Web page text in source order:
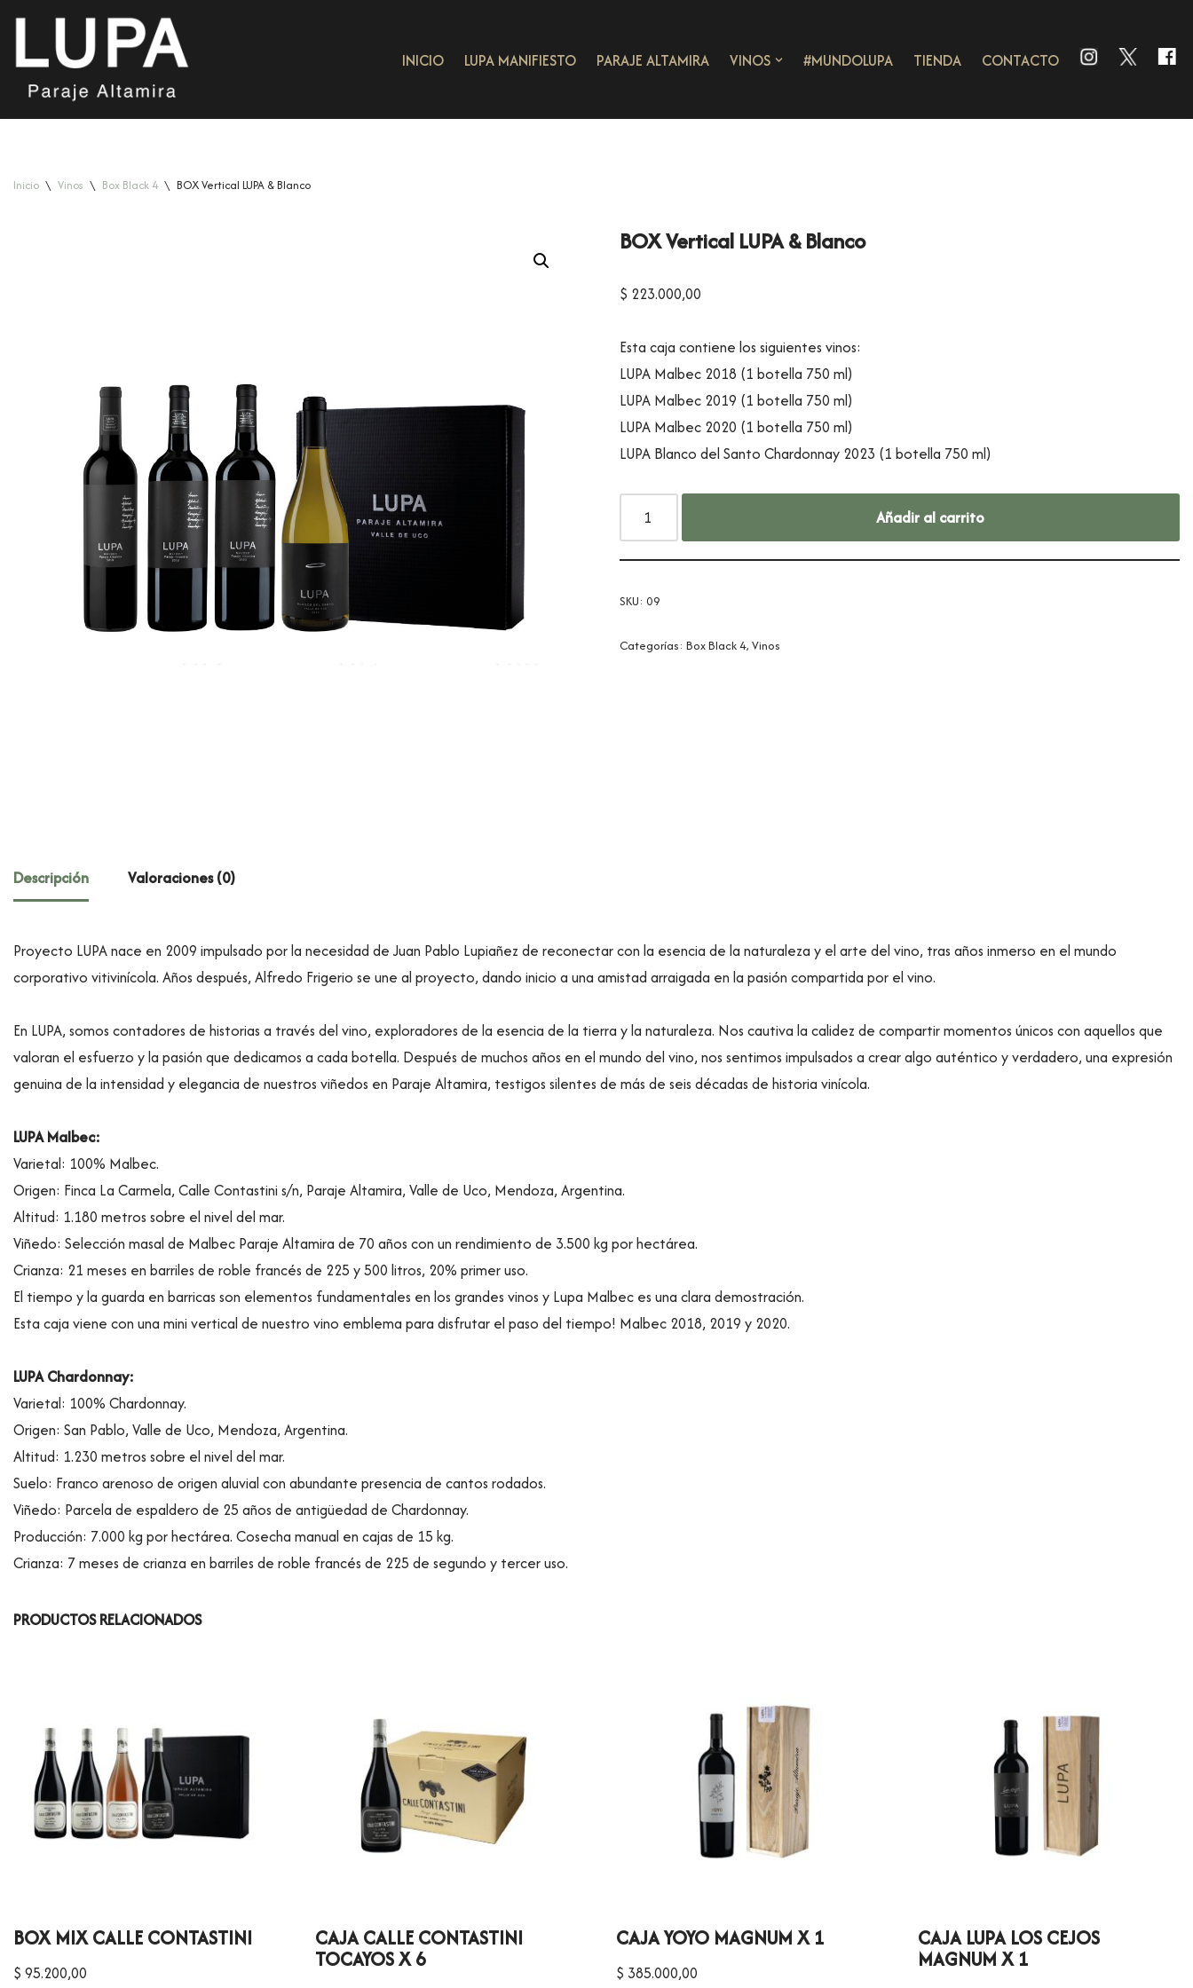
contenido
INICIO LUPA MANIFIESTO PARAJE ALTAMIRA VINOS #MUNDOLUPA TIENDA CONTACTO
Inicio \ Vinos \ Box Black 4 \ BOX Vertical LUPA & Blanco
BOX Vertical LUPA & Blanco
$ 223.000,00
Esta caja contiene los siguientes vinos:
LUPA Malbec 2018 (1 botella 750 ml)
LUPA Malbec 2019 (1 botella 750 ml)
LUPA Malbec 2020 (1 botella 750 ml)
LUPA Blanco del Santo Chardonnay 2023 (1 botella 750 ml)
Añadir al carrito
SKU:09
Categorías:Box Black 4,Vinos
Descripción Valoraciones (0)
Proyecto LUPA nace en 2009 impulsado por la necesidad de Juan Pablo Lupiañez de reconectar con la esencia de la naturaleza y el arte del vino, tras años inmerso en el mundo
corporativo vitivinícola. Años después, Alfredo Frigerio se une al proyecto, dando inicio a una amistad arraigada en la pasión compartida por el vino.
En LUPA, somos contadores de historias a través del vino, exploradores de la esencia de la tierra y la naturaleza. Nos cautiva la calidez de compartir momentos únicos con aquellos que
valoran el esfuerzo y la pasión que dedicamos a cada botella. Después de muchos años en el mundo del vino, nos sentimos impulsados a crear algo auténtico y verdadero, una expresión
genuina de la intensidad y elegancia de nuestros viñedos en Paraje Altamira, testigos silentes de más de seis décadas de historia vinícola.
LUPA Malbec:
Varietal: 100% Malbec.
Origen: Finca La Carmela, Calle Contastini s/n, Paraje Altamira, Valle de Uco, Mendoza, Argentina.
Altitud: 1.180 metros sobre el nivel del mar.
Viñedo: Selección masal de Malbec Paraje Altamira de 70 años con un rendimiento de 3.500 kg por hectárea.
Crianza: 21 meses en barriles de roble francés de 225 y 500 litros, 20% primer uso.
El tiempo y la guarda en barricas son elementos fundamentales en los grandes vinos y Lupa Malbec es una clara demostración.
Esta caja viene con una mini vertical de nuestro vino emblema para disfrutar el paso del tiempo! Malbec 2018, 2019 y 2020.
LUPA Chardonnay:
Varietal: 100% Chardonnay.
Origen: San Pablo, Valle de Uco, Mendoza, Argentina.
Altitud: 1.230 metros sobre el nivel del mar.
Suelo: Franco arenoso de origen aluvial con abundante presencia de cantos rodados.
Viñedo: Parcela de espaldero de 25 años de antigüedad de Chardonnay.
Producción: 7.000 kg por hectárea. Cosecha manual en cajas de 15 kg.
Crianza: 7 meses de crianza en barriles de roble francés de 225 de segundo y tercer uso.
PRODUCTOS RELACIONADOS
BOX MIX CALLE CONTASTINI
$ 95.200,00
CAJA CALLE CONTASTINI
TOCAYOS X 6
CAJA YOYO MAGNUM X 1
$ 385.000,00
CAJA LUPA LOS CEJOS
MAGNUM X 1